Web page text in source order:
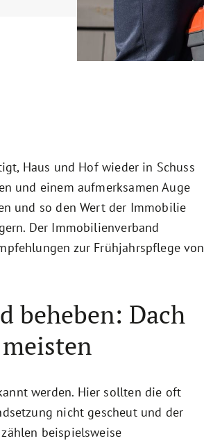
Haus und Hof wieder in Schuss
und einem aufmerksamen Auge
und so den Wert der Immobilie
Der Immobilienverband
zur Frühjahrspflege von
beheben: Dach
werden. Hier sollten die oft
nicht gescheut und der
beispielsweise